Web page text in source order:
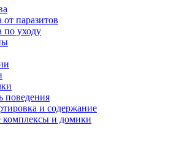
от паразитов
по уходу
поведения
и содержание
и домики